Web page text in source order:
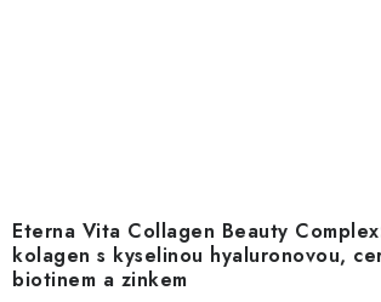
Eterna Vita Collagen Beauty
kolagen s kyselinou hyaluronovou,
biotinem a zinkem